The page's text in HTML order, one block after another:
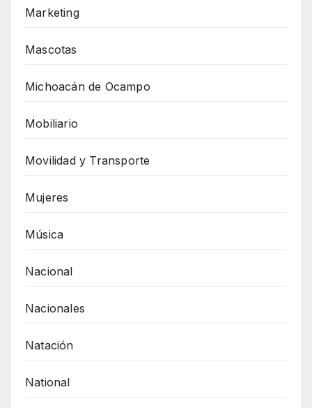
Marketing
Mascotas
Michoacán de Ocampo
Mobiliario
Movilidad y Transporte
Mujeres
Música
Nacional
Nacionales
Natación
National